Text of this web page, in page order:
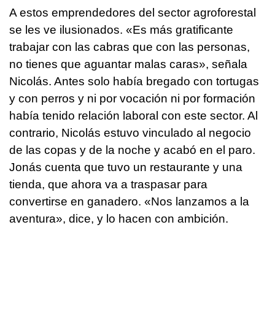
A estos emprendedores del sector agroforestal
se les ve ilusionados. «Es más gratificante
trabajar con las cabras que con las personas,
no tienes que aguantar malas caras», señala
Nicolás. Antes solo había bregado con tortugas
y con perros y ni por vocación ni por formación
había tenido relación laboral con este sector. Al
contrario, Nicolás estuvo vinculado al negocio
de las copas y de la noche y acabó en el paro.
Jonás cuenta que tuvo un restaurante y una
tienda, que ahora va a traspasar para
convertirse en ganadero. «Nos lanzamos a la
aventura», dice, y lo hacen con ambición.